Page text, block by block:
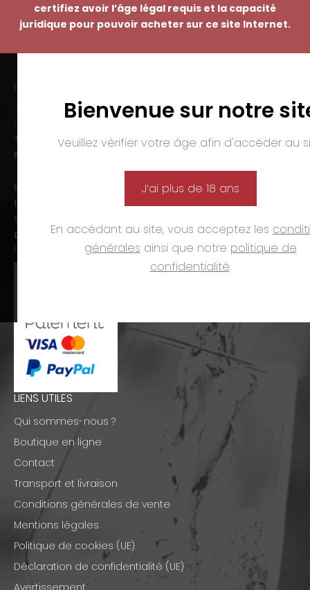
certifiez avoir l’âge légal requis et la capacité
juridique pour pouvoir acheter sur ce site Internet.
Bienvenue sur notre
Veuillez vérifier votre âge afin d'accéder au
J’ai plus de 18 ans
En accédant au site, vous acceptez les
générales ainsi que notre politique de
confidentialité.
EMMANUEL NASTI
7 avenue Pierre Pflimlin – ZAC Espale
Tél. :
03 89 46 50 35
Mail :
Horaires d’ouverture :
Lun-ven. :
09h00-12h00 et 14h00-19h00
Sam. :
Dim. et jours fériés :fermé
PAIEMENTS
LIENS UTILES
Qui sommes-nous ?
Boutique en ligne
Contact
Transport et livraison
Conditions générales de vente
Mentions légales
Politique de cookies (UE)
Déclaration de confidentialité (UE)